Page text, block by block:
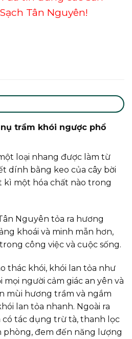
Tân Nguyên!
trầm khói ngược phổ
loại nhang được làm từ
dính bằng keo của cây bời
kì một hóa chất nào trong
Nguyên tỏa ra hương
khoái và minh mẫn hơn,
công việc và cuộc sống.
thác khói, khói lan tỏa như
người cảm giác an yên và
mùi hương trầm và ngắm
lan tỏa nhanh. Ngoài ra
tác dụng trừ tà, thanh lọc
phòng, đem đến năng lượng